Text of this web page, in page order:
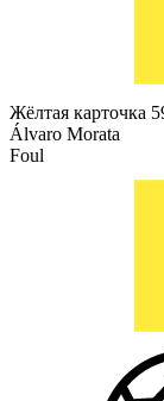
Жёлтая карточка
Álvaro Morata
Foul